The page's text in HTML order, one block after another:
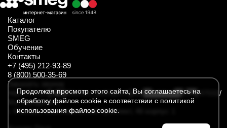
Каталог
Покупателю
SMEG
Обучение
Контакты
+7 (495) 212-93-89
8 (800) 500-35-69
Заказать звонок
https://t.me/SmegKitchen_bothttps://rutube.ru/channel/34547031/
Мы находимся
г. Москва, Комсомольский проспект, 46 корпус 1
Продолжая просмотр этого сайта, Вы соглашаетесь на
обработку файлов cookie в соответствии с политикой
использования файлов cookie.